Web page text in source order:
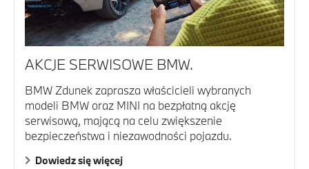
AKCJE SERWISOWE BMW.
BMW Zdunek zaprasza właścicieli wybranych
modeli BMW oraz MINI na bezpłatną akcję
serwisową, mającą na celu zwiększenie
bezpieczeństwa i niezawodności pojazdu.
Dowiedz się więcej